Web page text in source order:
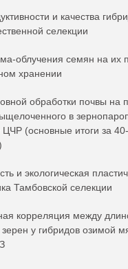
и качества
селекции
облучения семян на их
хранении
обработки почвы на
в
ЦЧР (основные итоги за
и экологическая
Тамбовской селекции
корреляция между
зерен у гибридов озимой